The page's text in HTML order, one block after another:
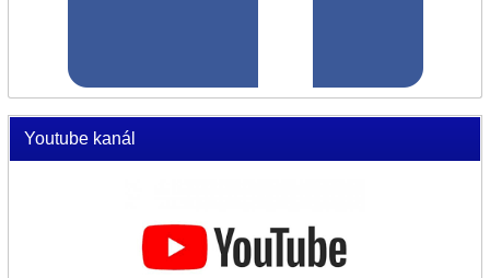
Youtube kanál